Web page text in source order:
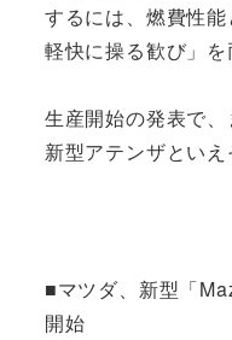
するには、燃費性
軽快に操る歓び」を
生産開始の発表で
新型アテンザといえ
■マツダ、新型「
開始